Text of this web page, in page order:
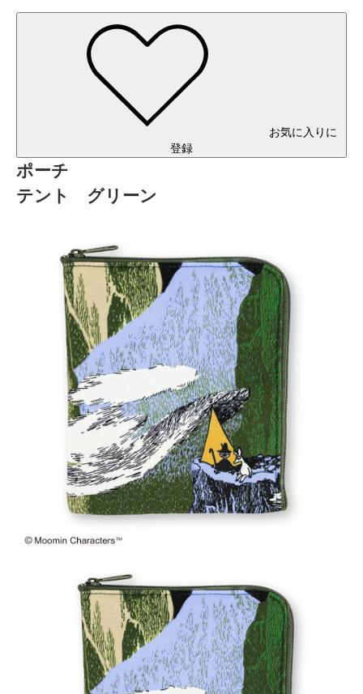
お気に入りに
登録
ポーチ
テント グリーン